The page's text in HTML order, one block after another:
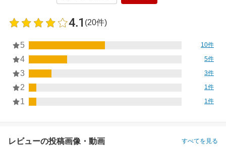
4.1 (20件)
5 10件
4 5件
3 3件
2 1件
1 1件
レビューの投稿画像・動画 すべてを見る